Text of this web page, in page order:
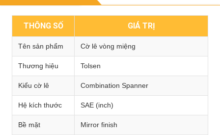
THÔNG SỐ GIÁ TRỊ
Tên sản phẩm Cờ lê vòng miệng
Thương hiệu Tolsen
Kiểu cờ lê Combination Spanner
Hệ kích thước SAE (inch)
Bề mặt Mirror finish